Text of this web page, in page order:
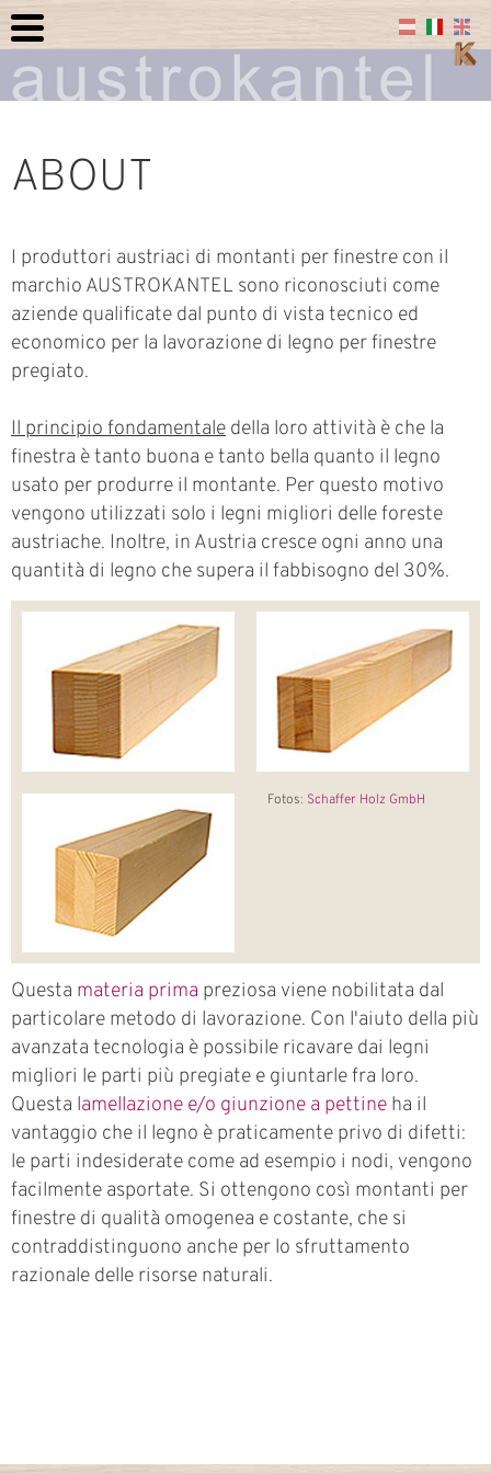
ABOUT
I produttori austriaci di montanti per finestre con il
marchio AUSTROKANTEL sono riconosciuti come
aziende qualificate dal punto di vista tecnico ed
economico per la lavorazione di legno per finestre
pregiato.
Il principio fondamentale della loro attività è che la
finestra è tanto buona e tanto bella quanto il legno
usato per produrre il montante. Per questo motivo
vengono utilizzati solo i legni migliori delle foreste
austriache. Inoltre, in Austria cresce ogni anno una
quantità di legno che supera il fabbisogno del 30%.
Fotos: Schaffer Holz GmbH
Questa materia prima preziosa viene nobilitata dal
particolare metodo di lavorazione. Con l'aiuto della più
avanzata tecnologia è possibile ricavare dai legni
migliori le parti più pregiate e giuntarle fra loro.
Questa lamellazione e/o giunzione a pettine ha il
vantaggio che il legno è praticamente privo di difetti:
le parti indesiderate come ad esempio i nodi, vengono
facilmente asportate. Si ottengono così montanti per
finestre di qualità omogenea e costante, che si
contraddistinguono anche per lo sfruttamento
razionale delle risorse naturali.